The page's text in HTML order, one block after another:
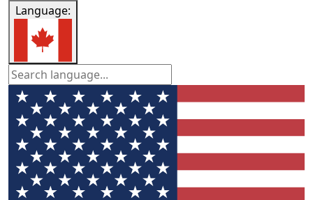
Language: